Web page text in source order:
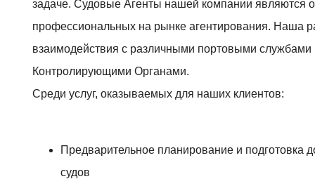
задаче. Судовые Агенты нашей компании являются
профессиональных на рынке агентирования. Наша
взаимодействия с различными портовыми службами
Контролирующими Органами.
Среди услуг, оказываемых для наших клиентов:
Предварительное планирование и подготовка
судов